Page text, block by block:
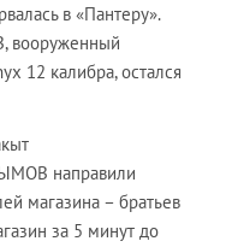
в «Пантеру».
вооруженный
12 калибра, остался
направили
магазина – братьев
за 5 минут до